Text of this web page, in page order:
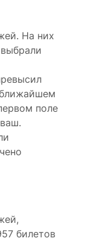
На них
поле
билетов